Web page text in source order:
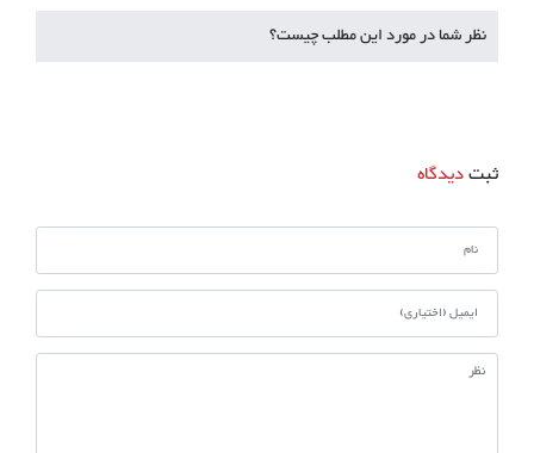
نظر شما در مورد این مطلب چیست؟
ثبتدیدگاه